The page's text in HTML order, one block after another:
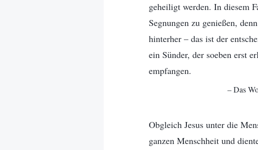
geheiligt werden. In diesem
Segnungen zu genießen,
hinterher – das ist der
ein Sünder, der soeben erst
empfangen.
– Das
Obgleich Jesus unter die
ganzen Menschheit und